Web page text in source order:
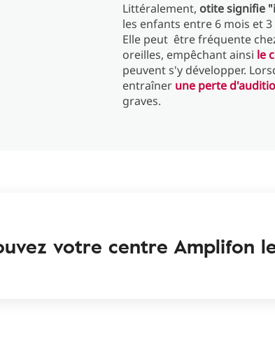
Littéralement, otite signifie
les enfants entre 6 mois et
Elle peut être fréquente
oreilles, empêchant ainsi le
peuvent s'y développer.
entraîner une perte
graves.
votre centre Amplifon